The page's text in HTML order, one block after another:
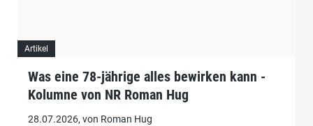
Artikel
Was eine 78-jährige alles bewirken kann -
Kolumne von NR Roman Hug
28.07.2026, von Roman Hug